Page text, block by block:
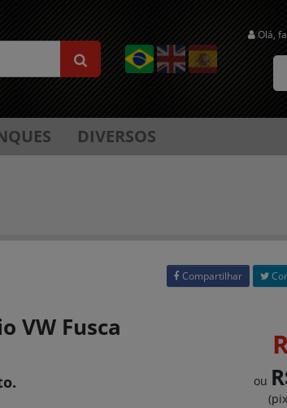
Olá,
DIVERSOS
Compartilhar
VW Fusca
ou